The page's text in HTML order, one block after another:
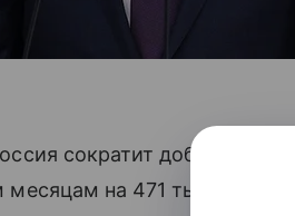
сократит добычу и
месяцам на 471 тыс.